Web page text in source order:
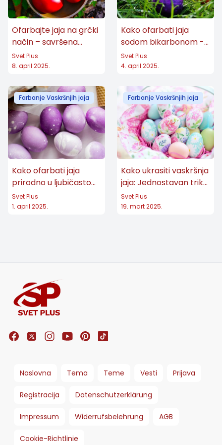
Ofarbajte jaja na grčki
način – savršena
crvena boja!
Svet Plus
8. april 2025.
Kako ofarbati jaja
sodom bikarbonom -
živopisne boje!
Svet Plus
4. april 2025.
Farbanje Vaskršnjih jaja
Kako ofarbati jaja
prirodno u ljubičasto
sa šljokicama!
Svet Plus
1. april 2025.
Farbanje Vaskršnjih jaja
Kako ukrasiti vaskršnja
jaja: Jednostavan trik
za elegantan izgled!
Svet Plus
19. mart 2025.
Naslovna Tema Teme Vesti Prijava
Registracija Datenschutzerklärung
Impressum Widerrufsbelehrung AGB
Cookie-Richtlinie